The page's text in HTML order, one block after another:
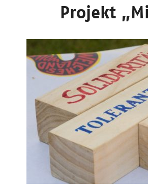
Projekt